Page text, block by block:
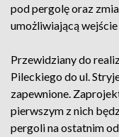
pod pergolę oraz
umożliwiającą wejście
Przewidziany do
Pileckiego do ul.
zapewnione.
pierwszym z nich
pergoli na ostatnim